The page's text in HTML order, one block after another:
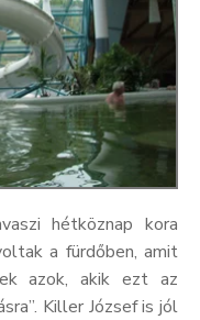
hétköznap kora
a fürdőben, amit
azok, akik ezt az
Killer József is jól